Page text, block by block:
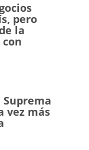
pero
la
con
vez más